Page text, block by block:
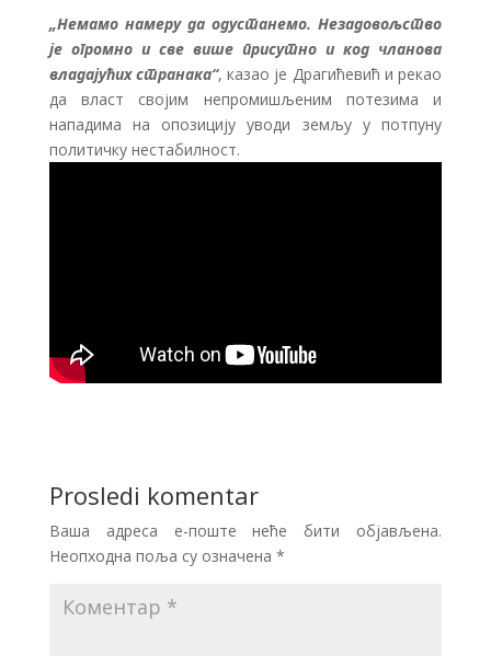
„Немамо намеру да одустанемо. Незадовољство
је огромно и све више присутно и код чланова
владајућих странака“, казао је Драгићевић и рекао
да власт својим непромишљеним потезима и
нападима на опозицију уводи земљу у потпуну
политичку нестабилност.
Prosledi komentar
Ваша адреса е-поште неће бити објављена.
Неопходна поља су означена *